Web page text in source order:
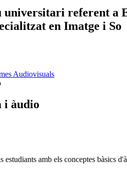
referent a
en Imatge i So
Audiovisuals
i àudio
estudiants amb els conceptes bàsics